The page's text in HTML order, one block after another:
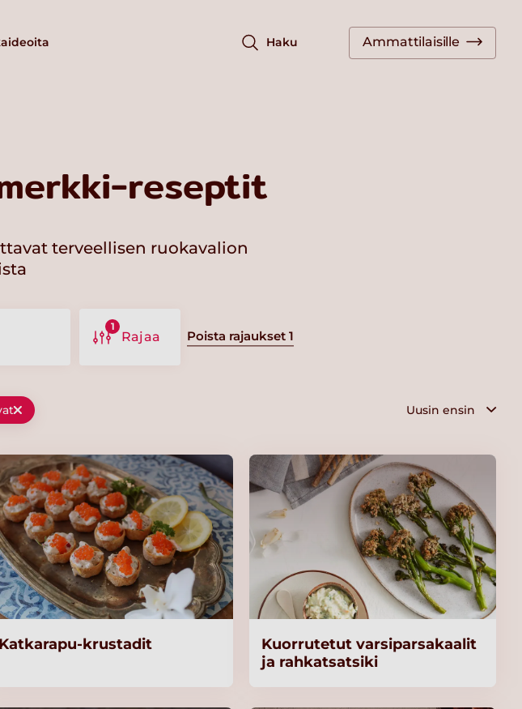
Haku Ammattilaisille
reseptit
terveellisen ruokavalion
1
Rajaa Poista rajaukset 1
Katkarapu-krustadit
Kuorrutetut varsiparsakaalit
ja rahkatsatsiki